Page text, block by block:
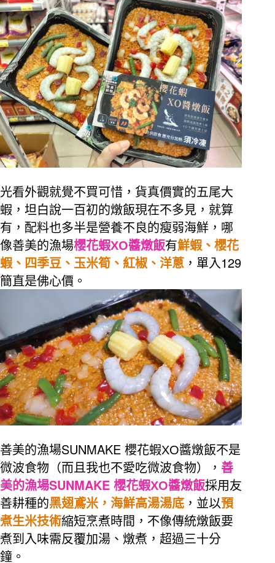
光看外觀就覺不買可惜，貨真價實的五尾大
蝦，坦白說一百初的燉飯現在不多見，就算
有，配料也多半是營養不良的瘦弱海鮮，哪
像善美的漁場櫻花蝦XO醬燉飯有鮮蝦、櫻花
蝦、四季豆、玉米筍、紅椒、洋蔥 ，單入129
簡直是佛心價。
善美的漁場SUNMAKE 櫻花蝦XO醬燉飯不是
微波食物（而且我也不愛吃微波食物）， 善
美的漁場SUNMAKE 櫻花蝦XO醬燉飯採用友
善耕種的黑翅鳶米，海鮮高湯湯底 ，並以預
煮生米技術縮短烹煮時間，不像傳統燉飯要
煮到入味需反覆加湯、燉煮，超過三十分
鐘。